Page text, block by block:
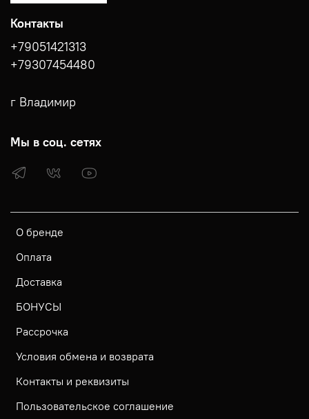
О бренде
Оплата
Доставка
БОНУСЫ
Рассрочка
Условия обмена и возврата
Контакты и реквизиты
Пользовательское соглашение
Контакты
+79051421313
+79307454480
г Владимир
Мы в соц. сетях